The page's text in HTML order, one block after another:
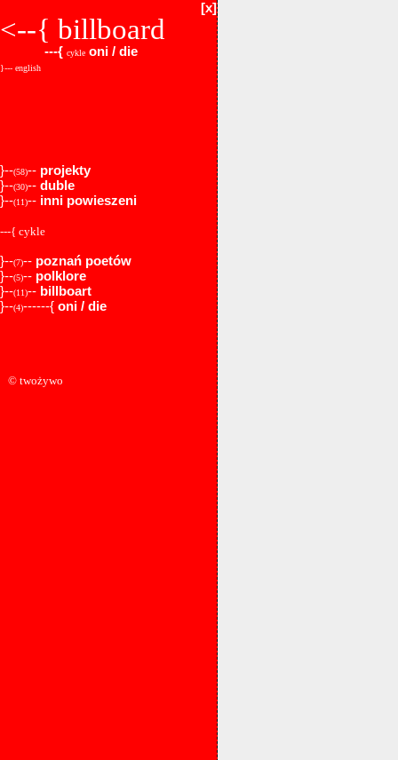
[x]
<--{ billboard
---{ cykle oni / die
}--- english
}--(58)-- projekty
}--(30)-- duble
}--(11)-- inni powieszeni
---{ cykle
}--(7)-- poznań poetów
}--(5)-- polklore
}--(11)-- billboart
}--(4)------{ oni / die
© twożywo